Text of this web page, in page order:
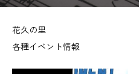
花久の里
各種イベント情報